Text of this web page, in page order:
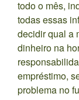
todo o mês,
todas essas
decidir qual a
dinheiro na
empréstimo,
problema no